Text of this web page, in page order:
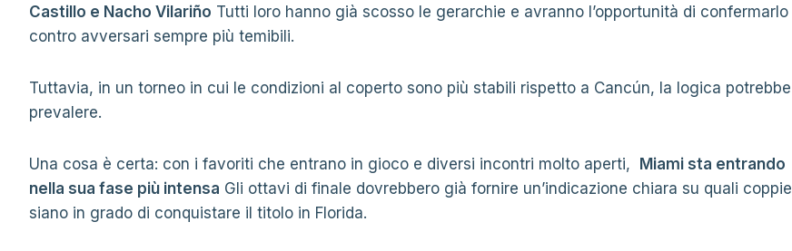
Castillo e Nacho Vilariño Tutti loro hanno già scosso le gerarchie e avranno l’opportunità di confermarlo
contro avversari sempre più temibili.
Tuttavia, in un torneo in cui le condizioni al coperto sono più stabili rispetto a Cancún, la logica potrebbe
prevalere.
Una cosa è certa: con i favoriti che entrano in gioco e diversi incontri molto aperti,
Miami sta entrando
nella sua fase più intensa Gli ottavi di finale dovrebbero già fornire un’indicazione chiara su quali coppie
siano in grado di conquistare il titolo in Florida.